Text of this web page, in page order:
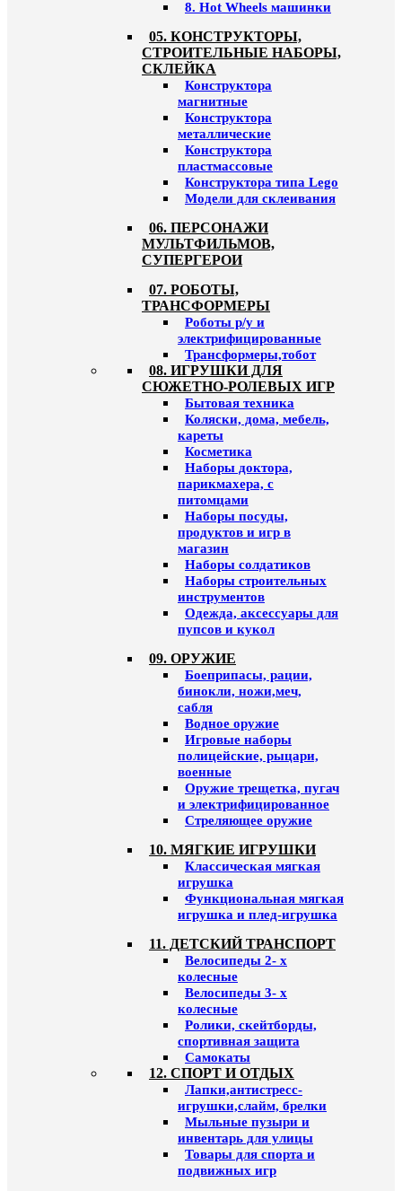
8. Hot Wheels машинки
05. КОНСТРУКТОРЫ,
СТРОИТЕЛЬНЫЕ НАБОРЫ,
СКЛЕЙКА
Конструктора
магнитные
Конструктора
металлические
Конструктора
пластмассовые
Конструктора типа Lego
Модели для склеивания
06. ПЕРСОНАЖИ
МУЛЬТФИЛЬМОВ,
СУПЕРГЕРОИ
07. РОБОТЫ,
ТРАНСФОРМЕРЫ
Роботы р/у и
электрифицированные
Трансформеры,тобот
08. ИГРУШКИ ДЛЯ
СЮЖЕТНО-РОЛЕВЫХ ИГР
Бытовая техника
Коляски, дома, мебель,
кареты
Косметика
Наборы доктора,
парикмахера, с
питомцами
Наборы посуды,
продуктов и игр в
магазин
Наборы солдатиков
Наборы строительных
инструментов
Одежда, аксессуары для
пупсов и кукол
09. ОРУЖИЕ
Боеприпасы, рации,
бинокли, ножи,меч,
сабля
Водное оружие
Игровые наборы
полицейские, рыцари,
военные
Оружие трещетка, пугач
и электрифицированное
Стреляющее оружие
10. МЯГКИЕ ИГРУШКИ
Классическая мягкая
игрушка
Функциональная мягкая
игрушка и плед-игрушка
11. ДЕТСКИЙ ТРАНСПОРТ
Велосипеды 2- х
колесные
Велосипеды 3- х
колесные
Ролики, скейтборды,
спортивная защита
Самокаты
12. СПОРТ И ОТДЫХ
Лапки,антистресс-
игрушки,слайм, брелки
Мыльные пузыри и
инвентарь для улицы
Товары для спорта и
подвижных игр